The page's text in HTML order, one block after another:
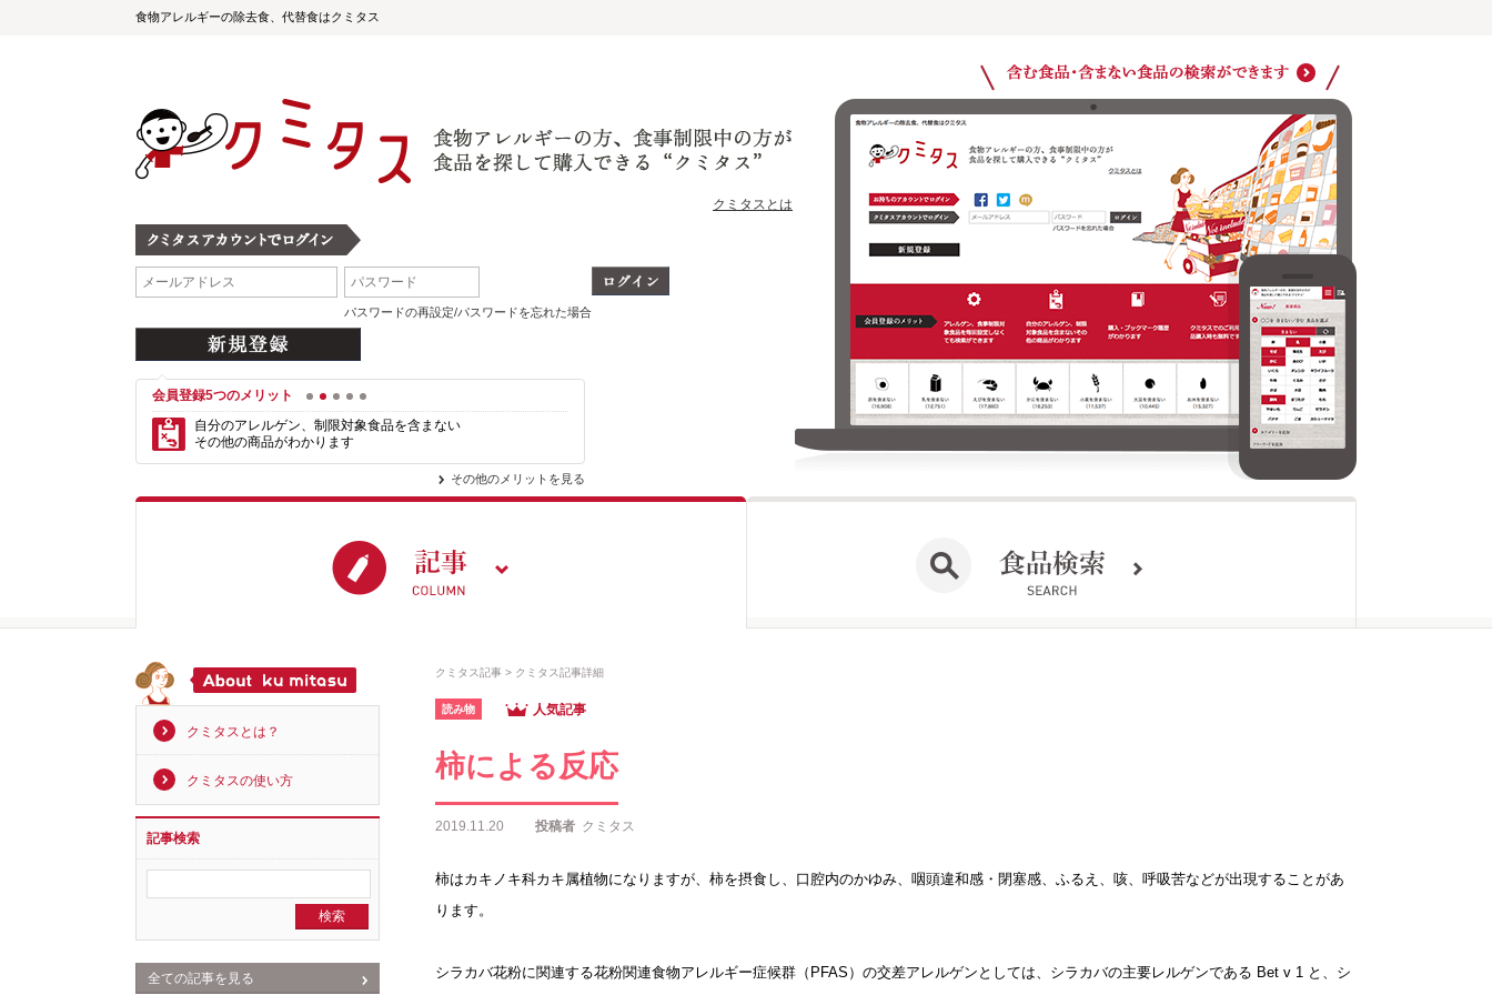
食物アレルギーの除去食、代替食はクミタス
クミタスとは
パスワードの再設定/パスワードを忘れた場合
会員登録5つのメリット 1 2 3 4
自分のアレルゲン、制限対象食品を含まない
その他の商品がわかります
購入・ブックマーク履歴がわかります クミタスでのご利用は商品購入時も無料です
その他のメリットを見る
クミタス記事 クミタス記事詳細
読み物 人気記事
柿による反応
2019.11.20 投稿者 クミタス
柿はカキノキ科カキ属植物になりますが、柿を摂食し、口腔内のかゆみ、咽頭違和感・閉塞感、ふるえ、咳、呼吸苦などが出現することがあ
ります。
シラカバ花粉に関連する花粉関連食物アレルギー症候群（PFAS）の交差アレルゲンとしては、シラカバの主要レルゲンである Bet v 1 と、シ
クミタスとは？
クミタスの使い方
記事検索
全ての記事を見る